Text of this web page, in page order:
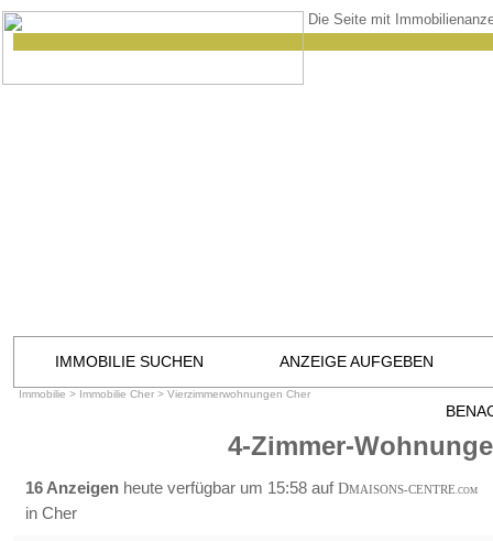
Die Seite mit
IMMOBILIE SUCHEN ANZEIGE AUFGEBEN
Immobilie > Immobilie Cher > Vierzimmerwohnungen Cher
4-Zimmer-
16 Anzeigen heute verfügbar um 15:58 auf DMAISONS-CENTRE.COM
in Cher